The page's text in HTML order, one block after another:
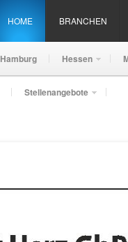
HOME BRANCHEN
Hamburg Hessen
Stellenangebote